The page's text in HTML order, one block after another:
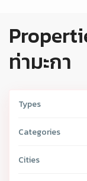
ท่ามะกา
Types
Categories
Cities